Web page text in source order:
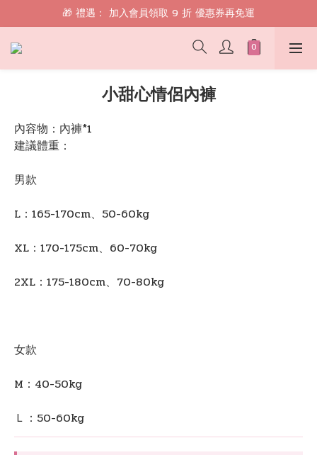
🎁 禮遇： 加入會員領取 9 折 優惠券再免運
🎁 禮遇： 加入會員領取 9 折 優惠券再免運
📱 綁定 LINE 好友，現領 $100 購物金！
🎁 禮遇： 加入會員領取 9 折 優惠券再免運
小甜心情侶內褲
內容物：內褲*1
建議體重：
男款
L：165-170cm、50-60kg
XL：170-175cm、60-70kg
2XL：175-180cm、70-80kg
女款
M：40-50kg
Ｌ：50-60kg